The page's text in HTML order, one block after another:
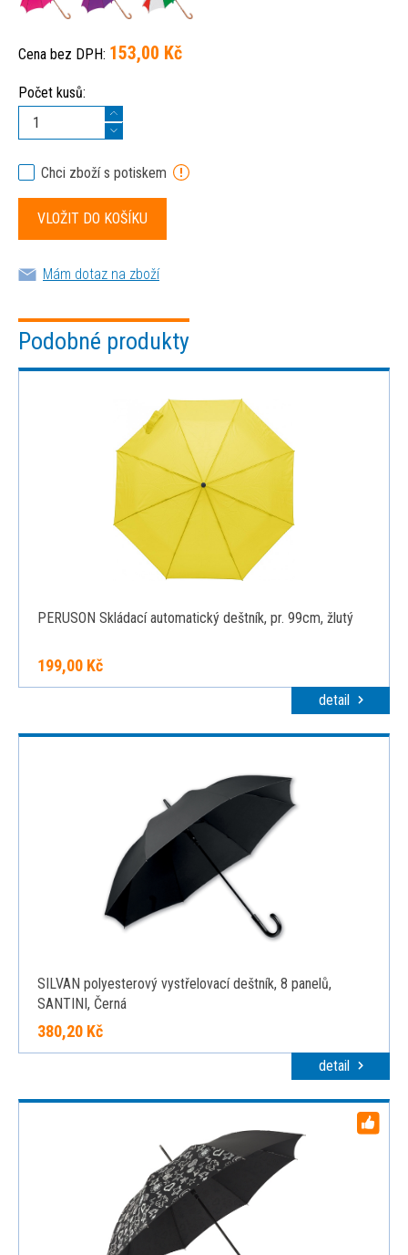
Cena bez DPH: 153,00 Kč
Počet kusů:
Chci zboží s potiskem
Mám dotaz na zboží
Podobné produkty
PERUSON Skládací automatický deštník, pr. 99cm, žlutý
199,00 Kč
detail
SILVAN polyesterový vystřelovací deštník, 8 panelů,
SANTINI, Černá
380,20 Kč
detail